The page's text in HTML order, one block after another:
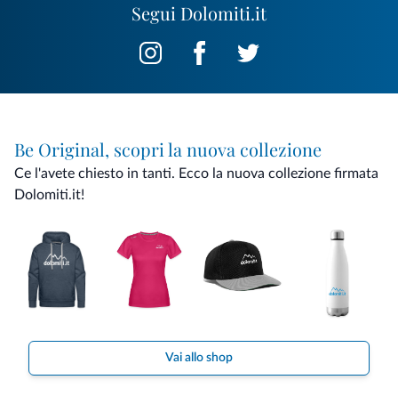
Segui Dolomiti.it
Be Original, scopri la nuova collezione
Ce l'avete chiesto in tanti. Ecco la nuova collezione firmata
Dolomiti.it!
Vai allo shop